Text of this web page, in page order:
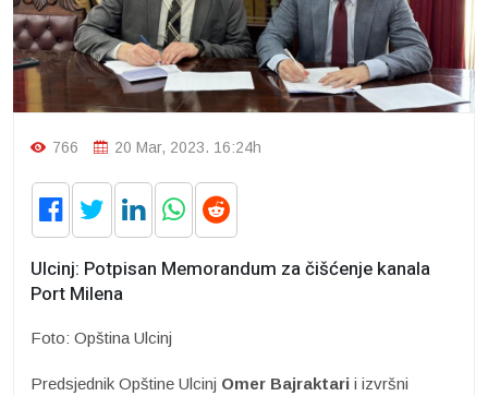
766 20 Mar, 2023. 16:24h
Ulcinj: Potpisan Memorandum za čišćenje kanala
Port Milena
Foto: Opština Ulcinj
Predsjednik Opštine Ulcinj Omer Bajraktari i izvršni